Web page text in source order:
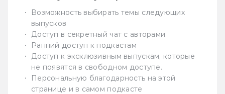
Возможность выбирать темы следующих
выпусков
Доступ в секретный чат с авторами
Ранний доступ к подкастам
Доступ к эксклюзивным выпускам, которые
не появятся в свободном доступе.
Персональную благодарность на этой
странице и в самом подкасте